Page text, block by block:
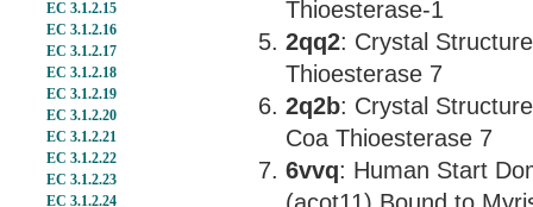
EC 3.1.2.15
EC 3.1.2.16
EC 3.1.2.17
EC 3.1.2.18
EC 3.1.2.19
EC 3.1.2.20
EC 3.1.2.21
EC 3.1.2.22
EC 3.1.2.23
EC 3.1.2.24
Thioesterase-1
2qq2: Crystal
Thioesterase 7
2q2b: Crystal
Coa Thioesterase 7
6vvq: Human Start